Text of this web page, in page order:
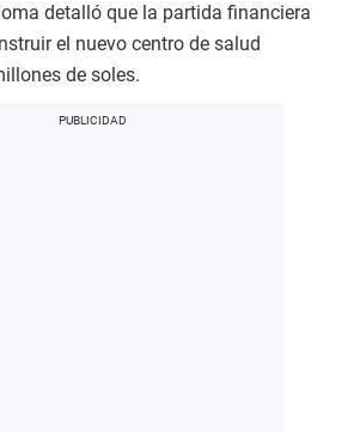
detalló que la partida financiera
el nuevo centro de salud
de soles.